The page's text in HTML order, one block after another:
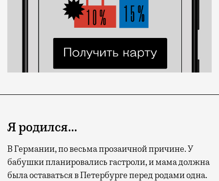
Я родился…
В Германии, по весьма прозаичной причине. У
бабушки планировались гастроли, и мама должна
была оставаться в Петербурге перед родами одна.